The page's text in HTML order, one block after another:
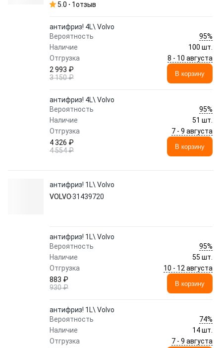
5.0 1отзыв
антифриз! 4L\ Volvo
Вероятность
95%
Наличие
100 шт.
Отгрузка
8 - 10 августа
2 993 ₽
3 150 ₽
В корзину
антифриз! 4L\ Volvo
Вероятность
95%
Наличие
51 шт.
Отгрузка
7 - 9 августа
4 326 ₽
4 554 ₽
В корзину
антифриз! 1L\ Volvo
VOLVO31439720
антифриз! 1L\ Volvo
Вероятность
95%
Наличие
55 шт.
Отгрузка
10 - 12 августа
883 ₽
930 ₽
В корзину
антифриз! 1L\ Volvo
Вероятность
74%
Наличие
14 шт.
Отгрузка
7 - 9 августа